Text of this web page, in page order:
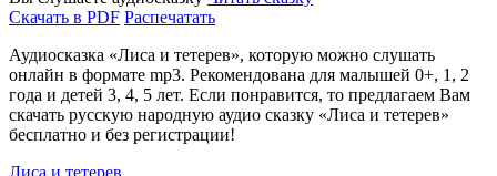
Скачать в PDF Распечатать
Аудиосказка «Лиса и тетерев», которую можно слушать
онлайн в формате mp3. Рекомендована для малышей 0+, 1, 2
года и детей 3, 4, 5 лет. Если понравится, то предлагаем Вам
скачать русскую народную аудио сказку «Лиса и тетерев»
бесплатно и без регистрации!